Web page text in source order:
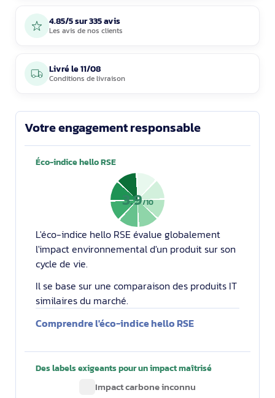
4.85/5 sur 335 avis
Les avis de nos clients
Livré le11/08
Conditions de livraison
Votre engagement responsable
Éco-indice hello RSE
3.9/10
L'éco-indice hello RSE évalue globalement
l'impact environnemental d'un produit sur son
cycle de vie.
Il se base sur une comparaison des produits IT
similaires du marché.
Comprendre l'éco-indice hello RSE
Des labels exigeants pour un impact maîtrisé
Impact carbone inconnu